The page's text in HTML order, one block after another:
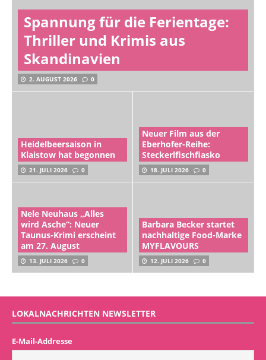
Spannung für die Ferientage:
Thriller und Krimis aus
Skandinavien
2. AUGUST 2026 0
Heidelbeersaison in
Klaistow hat begonnen
21. JULI 2026 0
Neuer Film aus der
Eberhofer-Reihe:
Steckerlfischfiasko
18. JULI 2026 0
Nele Neuhaus „Alles
wird Asche“: Neuer
Taunus-Krimi erscheint
am 27. August
13. JULI 2026 0
Barbara Becker startet
nachhaltige Food-Marke
MYFLAVOURS
12. JULI 2026 0
LOKALNACHRICHTEN NEWSLETTER
E-Mail-Addresse